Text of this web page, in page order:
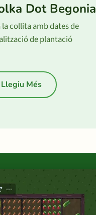
Dot Begonia
collita amb dates de
de plantació
Llegiu Més